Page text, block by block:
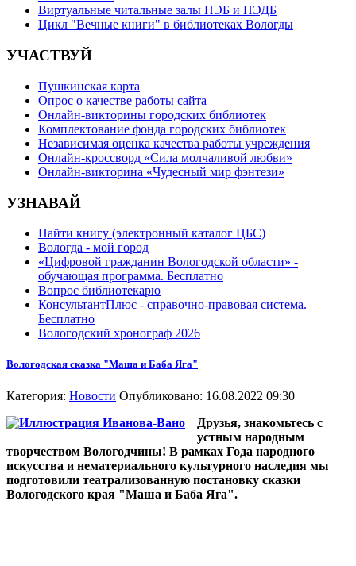
Виртуальные читальные залы НЭБ и НЭДБ
Цикл "Вечные книги" в библиотеках Вологды
УЧАСТВУЙ
Пушкинская карта
Опрос о качестве работы сайта
Онлайн-викторины городских библиотек
Комплектование фонда городских библиотек
Независимая оценка качества работы учреждения
Онлайн-кроссворд «Сила молчаливой любви»
Онлайн-викторина «Чудесный мир фэнтези»
УЗНАВАЙ
Найти книгу (электронный каталог ЦБС)
Вологда - мой город
«Цифровой гражданин Вологодской области» -
обучающая программа. Бесплатно
Вопрос библиотекарю
КонсультантПлюс - справочно-правовая система.
Бесплатно
Вологодский хронограф 2026
Вологодская сказка "Маша и Баба Яга"
Категория: Новости Опубликовано: 16.08.2022 09:30
Друзья, знакомьтесь с
устным народным
творчеством Вологодчины! В рамках Года народного
искусства и нематериального культурного наследия мы
подготовили театрализованную постановку сказки
Вологодского края "Маша и Баба Яга".